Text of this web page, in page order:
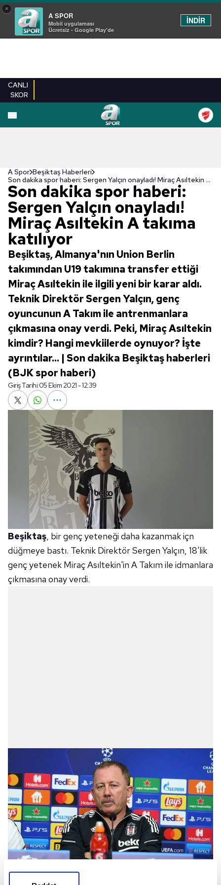
×
A SPOR
Mobil uygulaması
Ücretsiz - Google Play'de
İNDİR
CANLI
SKOR
A Spor Beşiktaş Haberleri
Son dakika spor haberi: Sergen Yalçın onayladı! Miraç Asıltekin A takıma katılıyor
Son dakika spor haberi:
Sergen Yalçın onayladı!
Miraç Asıltekin A takıma
katılıyor
Beşiktaş, Almanya'nın Union Berlin
takımından U19 takımına transfer ettiği
Miraç Asıltekin ile ilgili yeni bir karar aldı.
Teknik Direktör Sergen Yalçın, genç
oyuncunun A Takım ile antrenmanlara
çıkmasına onay verdi. Peki, Miraç Asıltekin
kimdir? Hangi mevkiilerde oynuyor? İşte
ayrıntılar... | Son dakika Beşiktaş haberleri
(BJK spor haberi)
Giriş Tarihi:05 Ekim 2021 - 12:39
Beşiktaş, bir genç yeteneği daha kazanmak içn
düğmeye bastı. Teknik Direktör Sergen Yalçın, 18'lik
genç yetenek Miraç Asıltekin'in A Takım ile idmanlara
çıkmasına onay verdi.
ALTYAPIDA KENDİNİ GÖSTERDİ